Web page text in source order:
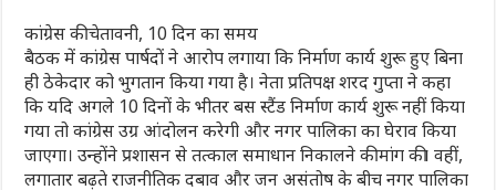
कांग्रेस की चेतावनी, 10 दिन का समय
बैठक में कांग्रेस पार्षदों ने आरोप लगाया कि निर्माण कार्य शुरू हुए बिना
ही ठेकेदार को भुगतान किया गया है। नेता प्रतिपक्ष शरद गुप्ता ने कहा
कि यदि अगले 10 दिनों के भीतर बस स्टैंड निर्माण कार्य शुरू नहीं किया
गया तो कांग्रेस उग्र आंदोलन करेगी और नगर पालिका का घेराव किया
जाएगा। उन्होंने प्रशासन से तत्काल समाधान निकालने की मांग की। वहीं,
लगातार बढ़ते राजनीतिक दबाव और जन असंतोष के बीच नगर पालिका